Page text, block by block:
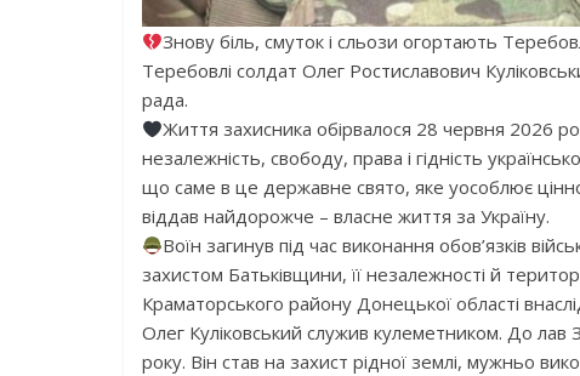
Знову біль, смуток і сльози огортають
Теребовлі солдат Олег Ростиславович
рада.
Життя захисника обірвалося 28 червня 2026
незалежність, свободу, права і гідність
що саме в це державне свято, яке уособлює
віддав найдорожче – власне життя за Україну.
Воїн загинув під час виконання обов’язків
захистом Батьківщини, її незалежності й
Краматорського району Донецької області
Олег Куліковський служив кулеметником. До
року. Він став на захист рідної землі, мужньо